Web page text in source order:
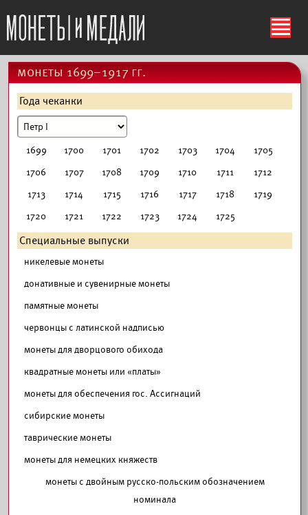
ś
монеты 1699–1917 гг.
Года чеканки
1699 1700 1701 1702 1703 1704
1705
1706
1707 1708 1709 1710 1711
1712
1713
1714 1715 1716 1717 1718
1719
1720
1721 1722 1723 1724 1725
Специальные выпуски
никелевые монеты
донативные и сувенирные монеты
памятные монеты
червонцы с латинской надписью
монеты для дворцового обихода
квадратные монеты или «платы»
монеты для обеспечения гос. Ассигнаций
сибирские монеты
таврические монеты
монеты для немецких княжеств
монеты с двойным русско-польским обозначением
номинала